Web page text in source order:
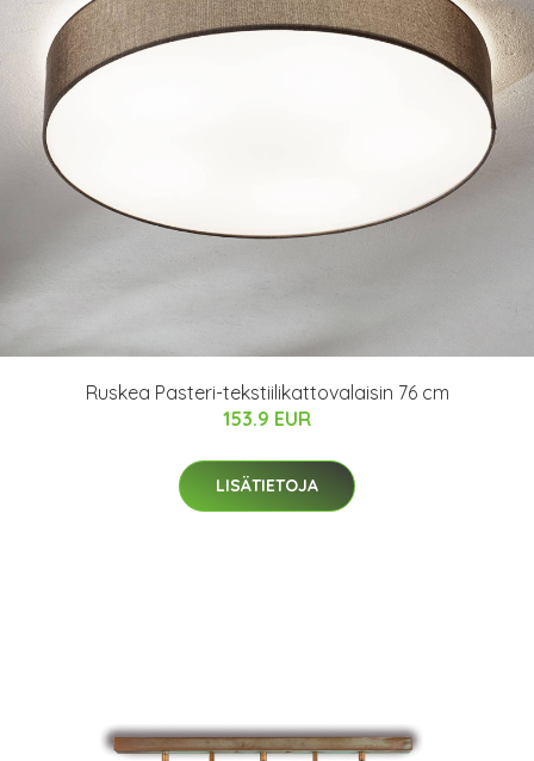
Ruskea Pasteri-tekstiilikattovalaisin 76 cm
153.9 EUR
LISÄTIETOJA